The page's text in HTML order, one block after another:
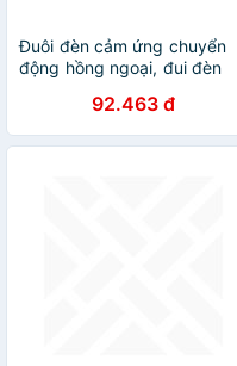
Đuôi đèn cảm ứng chuyển
động hồng ngoại, đui đèn
92.463 đ